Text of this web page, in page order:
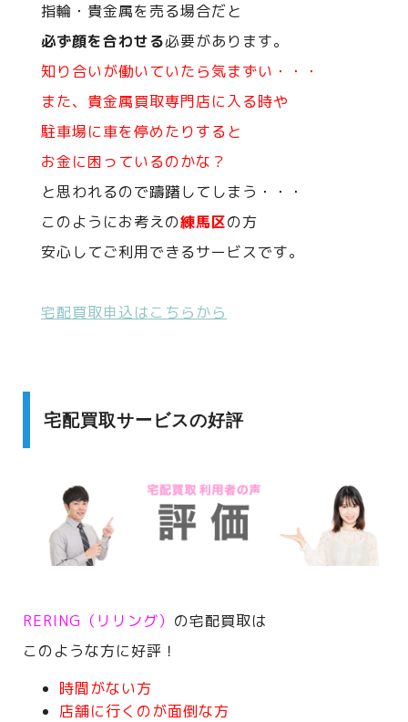
指輪・貴金属を売る場合だと
必ず顔を合わせる必要があります。
知り合いが働いていたら気まずい・・・
また、貴金属買取専門店に入る時や
駐車場に車を停めたりすると
お金に困っているのかな？
と思われるので躊躇してしまう・・・
このようにお考えの練馬区の方
安心してご利用できるサービスです。
宅配買取申込はこちらから
宅配買取サービスの好評
RERING（リリング） の宅配買取は
このような方に好評！
時間がない方
店舗に行くのが面倒な方